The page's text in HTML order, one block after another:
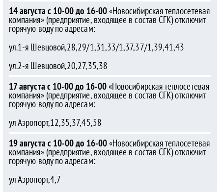
14 августа с 10-00 до 16-00«Новосибирская теплосетевая
компания» (предприятие, входящее в состав СГК) отключит
горячую воду по адресам:
ул.1-я Шевцовой,28,29/1,31,33/1,37,37/1,39,41,43
ул.2-я Шевцовой,20,27,35,38
17 августа с 10-00 до 16-00«Новосибирская теплосетевая
компания» (предприятие, входящее в состав СГК) отключит
горячую воду по адресам:
ул Аэропорт,12,35,37,45,58
19 августа с 10-00 до 16-00«Новосибирская теплосетевая
компания» (предприятие, входящее в состав СГК) отключит
горячую воду по адресам:
ул Аэропорт,4,7